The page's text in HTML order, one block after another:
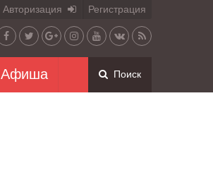
Авторизация Регистрация
Афиша Поиск